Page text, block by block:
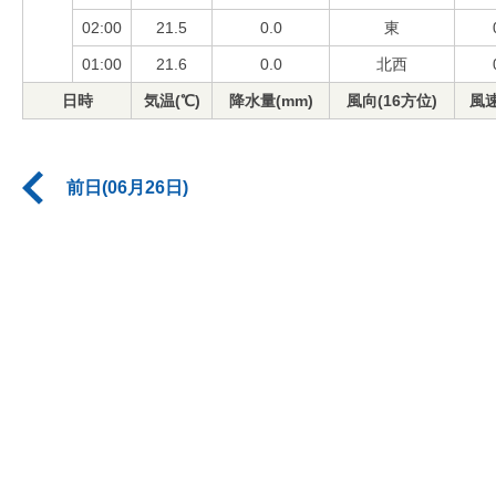
02:00 21.5 0.0 東
01:00 21.6 0.0 北西
日時 気温(℃) 降水量(mm) 風向(16方位) 風
前日(06月26日)